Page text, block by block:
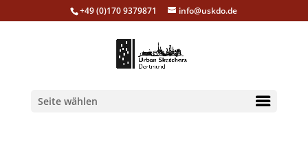
+49 (0)170 9379871 info@uskdo.de
Seite wählen